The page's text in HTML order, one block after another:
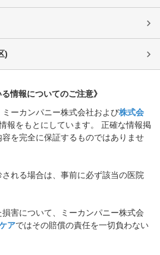
)
る情報についてのご注意》
ーカンパニー株式会社および株式会
報をもとにしています。 正確な情報掲
を完全に保証するものではありませ
れる場合は、事前に必ず該当の医院
害について、ミーカンパニー株式会
アではその賠償の責任を一切負わない